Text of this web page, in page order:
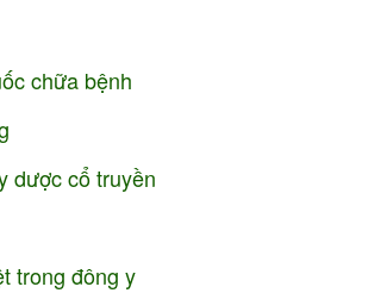
chữa bệnh
dược cổ truyền
trong đông y